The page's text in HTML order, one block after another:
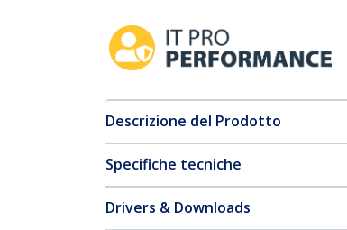
Descrizione del Prodotto
Specifiche tecniche
Drivers & Downloads